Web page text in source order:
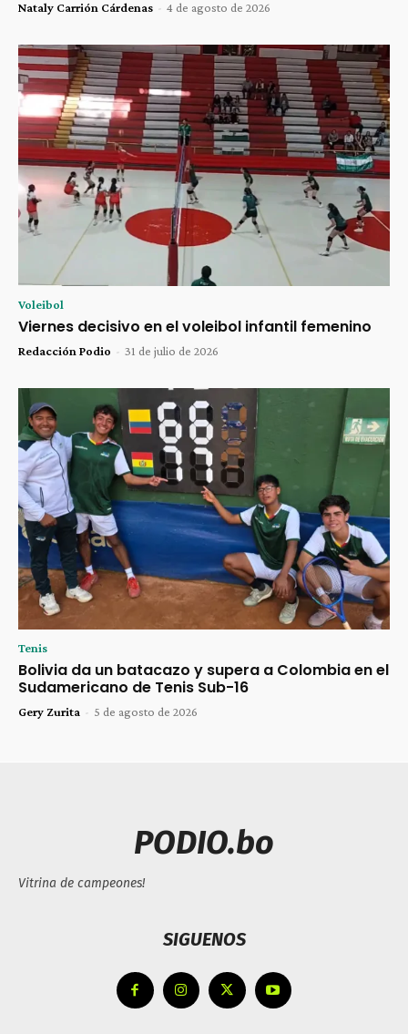
Nataly Carrión Cárdenas - 4 de agosto de 2026
Voleibol
Viernes decisivo en el voleibol infantil femenino
Redacción Podio - 31 de julio de 2026
Tenis
Bolivia da un batacazo y supera a Colombia en el
Sudamericano de Tenis Sub-16
Gery Zurita - 5 de agosto de 2026
PODIO.bo
Vitrina de campeones!
SIGUENOS